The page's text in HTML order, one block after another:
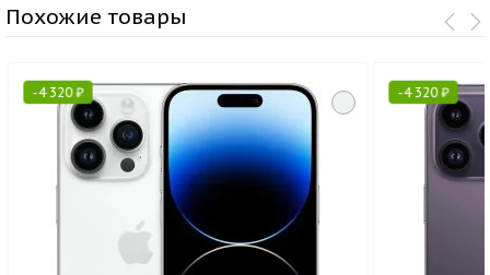
Похожие товары
-4 320₽ -4 320₽